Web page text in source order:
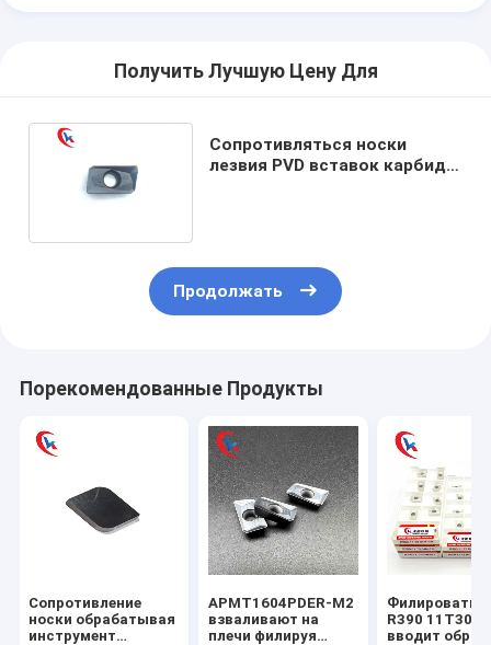
Получить Лучшую Цену Для
Сопротивляться носки
лезвия PVD вставок карбида
Продолжать
Порекомендованные Продукты
Сопротивление
носки обрабатывая
инструмент
APMT1604PDER-M2
взваливают на
плечи филируя
Филировать
R390
вводит